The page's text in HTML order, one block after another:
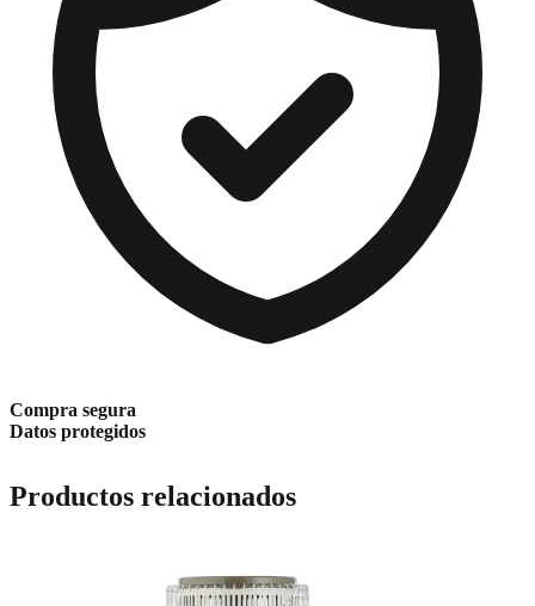
Compra segura
Datos protegidos
Productos relacionados